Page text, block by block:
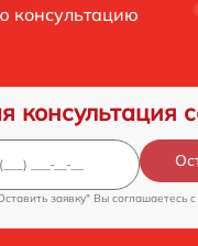
консультацию
консультация
заявку" Вы соглашаетесь c